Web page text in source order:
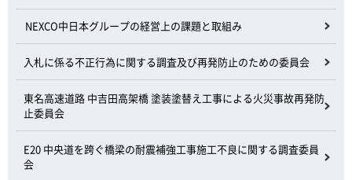
NEXCO中日本グループの経営上の課題と取組み
入札に係る不正行為に関する調査及び再発防止のための委員会
東名高速道路 中吉田高架橋 塗装塗替え工事による火災事故再発防
止委員会
E20 中央道を跨ぐ橋梁の耐震補強工事施工不良に関する調査委員
会